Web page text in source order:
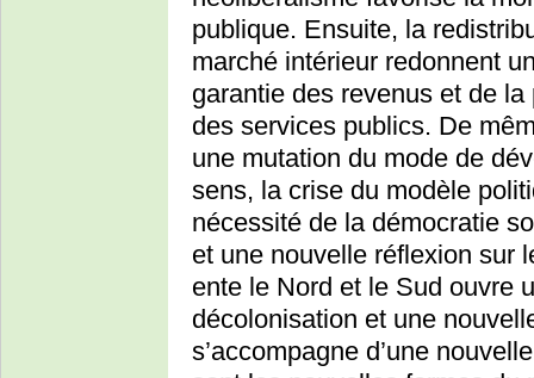
publique. Ensuite, la
marché intérieur redonnent
garantie des revenus et de
des services publics. De
une mutation du mode de
sens, la crise du modèle
nécessité de la démocratie
et une nouvelle réflexion sur
ente le Nord et le Sud ouvre
décolonisation et une
s’accompagne d’une